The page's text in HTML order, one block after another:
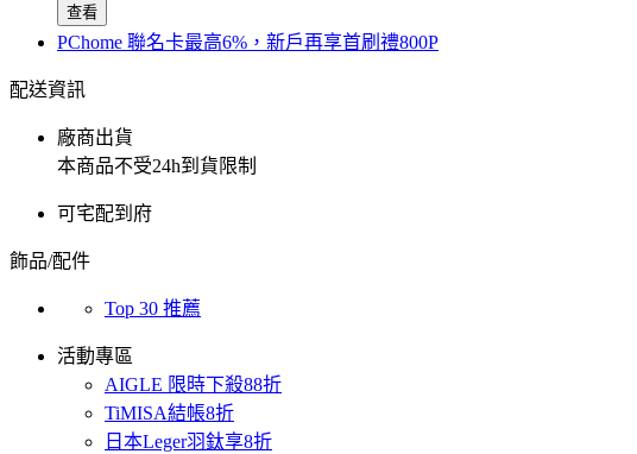
查看
PChome 聯名卡最高6%，新戶再享首刷禮800P
配送資訊
廠商出貨
本商品不受24h到貨限制
可宅配到府
飾品/配件
Top 30 推薦
活動專區
AIGLE 限時下殺88折
TiMISA結帳8折
日本Leger羽鈦享8折